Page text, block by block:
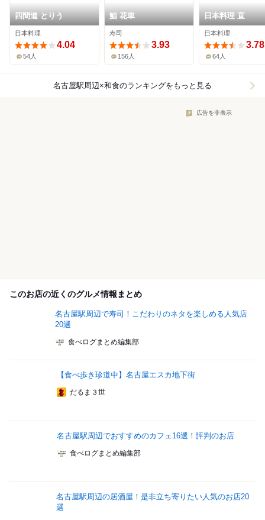
四間道 とりう
日本料理
4.04
54人
鮨 花車
寿司
3.93
156人
日本料理 直
日本料理
3.78
64人
名古屋駅周辺×和食のランキングをもっと見る
広告を非表示
このお店の近くのグルメ情報まとめ
名古屋駅周辺で寿司！こだわりのネタを楽しめる人気店
20選
食べログまとめ編集部
【食べ歩き珍道中】名古屋エスカ地下街
だるま３世
名古屋駅周辺でおすすめのカフェ16選！評判のお店
食べログまとめ編集部
名古屋駅周辺の居酒屋！是非立ち寄りたい人気のお店20
選